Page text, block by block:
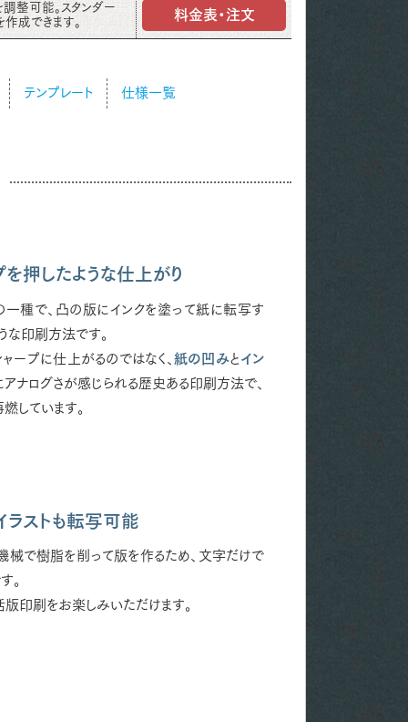
整可能。スタンダー
成できます。
料金表・注文
テンプレート 仕様一覧
押したような仕上がり
種で、凸の版にインクを塗って紙に転写す
な印刷方法です。
ープに仕上がるのではなく、 紙の凹みと イン
アナログさが感じられる歴史ある印刷方法で、
しています。
ラストも転写可能
械で樹脂を削って版を作るため、文字だけで
。
版印刷をお楽しみいただけます。